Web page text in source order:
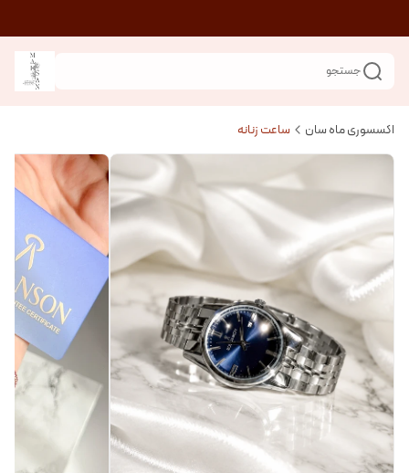
جستجو
اکسسوری ماه سان ساعت زنانه